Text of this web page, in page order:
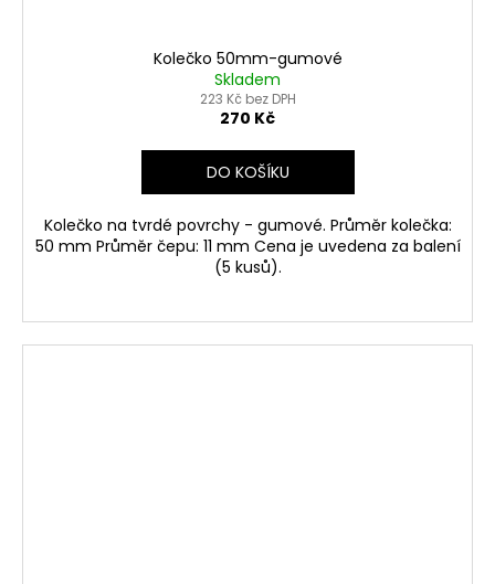
Kolečko 50mm-gumové
Skladem
223 Kč bez DPH
270 Kč
DO KOŠÍKU
Kolečko na tvrdé povrchy - gumové. Průměr kolečka:
50 mm Průměr čepu: 11 mm Cena je uvedena za balení
(5 kusů).